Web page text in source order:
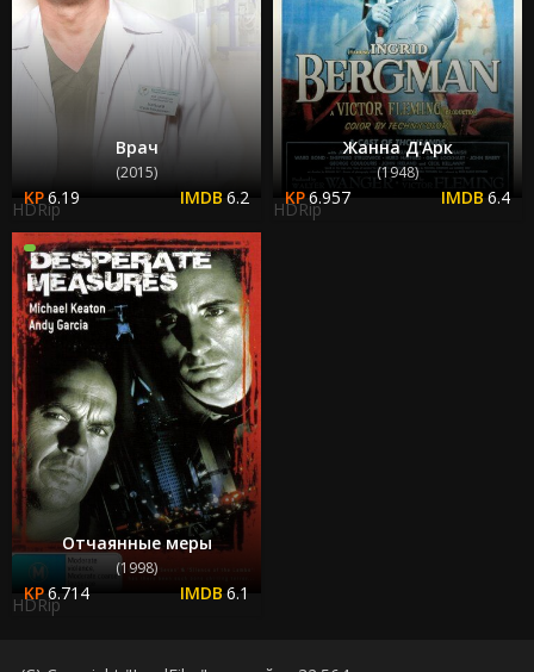
Врач
(2015)
6.19 6.2
HDRip
Жанна Д'Арк
(1948)
6.957 6.4
HDRip
Отчаянные меры
(1998)
6.714 6.1
HDRip